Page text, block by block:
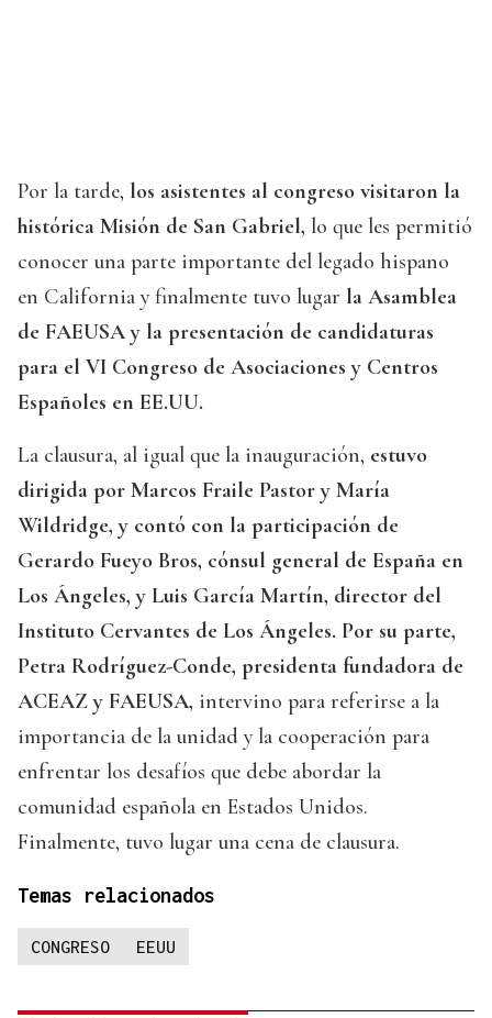
Por la tarde, los asistentes al congreso visitaron la
histórica Misión de San Gabriel, lo que les permitió
conocer una parte importante del legado hispano
en California y finalmente tuvo lugar la Asamblea
de FAEUSA y la presentación de candidaturas
para el VI Congreso de Asociaciones y Centros
Españoles en EE.UU.
La clausura, al igual que la inauguración, estuvo
dirigida por Marcos Fraile Pastor y María
Wildridge, y contó con la participación de
Gerardo Fueyo Bros, cónsul general de España en
Los Ángeles, y Luis García Martín, director del
Instituto Cervantes de Los Ángeles. Por su parte,
Petra Rodríguez-Conde, presidenta fundadora de
ACEAZ y FAEUSA, intervino para referirse a la
importancia de la unidad y la cooperación para
enfrentar los desafíos que debe abordar la
comunidad española en Estados Unidos.
Finalmente, tuvo lugar una cena de clausura.
Temas relacionados
CONGRESO EEUU